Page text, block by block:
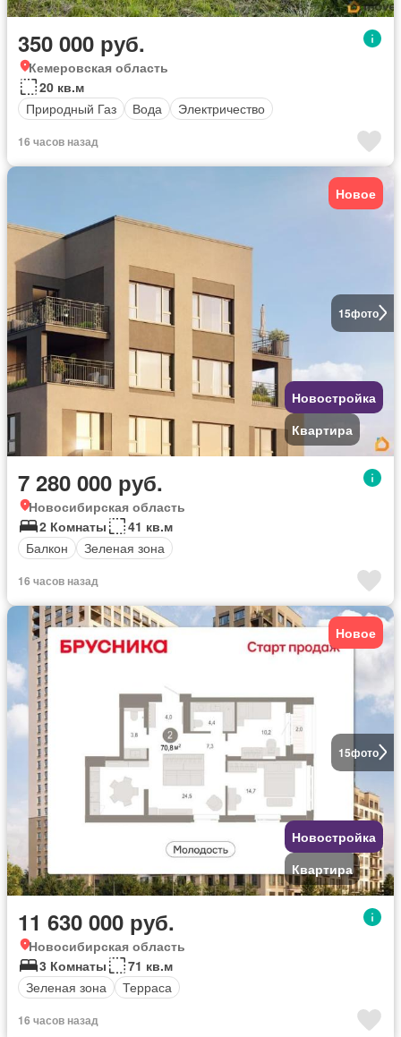
350 000 руб.
Кемеровская область
20 кв.м
Природный Газ
Вода Электричество
16 часов назад
15фото
Новое
Новостройка
Квартира
7 280 000 руб.
Новосибирская область
2 Комнаты
41 кв.м
Балкон
Зеленая зона
16 часов назад
15фото
Новое
Новостройка
Квартира
11 630 000 руб.
Новосибирская область
3 Комнаты
71 кв.м
Зеленая зона
Терраса
16 часов назад